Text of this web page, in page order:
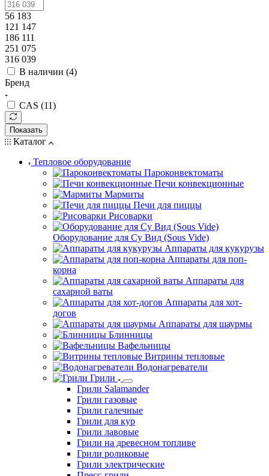
56 183
121 147
186 111
251 075
316 039
В наличии (4)
Бренд
CAS (11)
Показать
Каталог
Тепловое оборудование
Пароконвектоматы
Печи конвекционные
Мармиты
Печи для пиццы
Рисоварки
Оборудование для Су Вид (Sous Vide)
Аппараты для кукурузы
Аппараты для поп-
корна
Аппараты для
сахарной ваты
Аппараты для хот-
догов
Аппараты для шаурмы
Блинницы
Вафельницы
Витрины тепловые
Водонагреватели
Грили
Грили Salamander
Грили газовые
Грили галечные
Грили для кур
Грили лавовые
Грили на древесном топливе
Грили роликовые
Грили электрические